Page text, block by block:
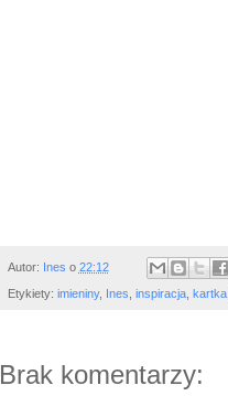
Autor: Ines o 22:12
Etykiety: imieniny, Ines inspiracja, kartka,
Brak komentarzy: